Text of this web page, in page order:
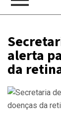
alerta
da